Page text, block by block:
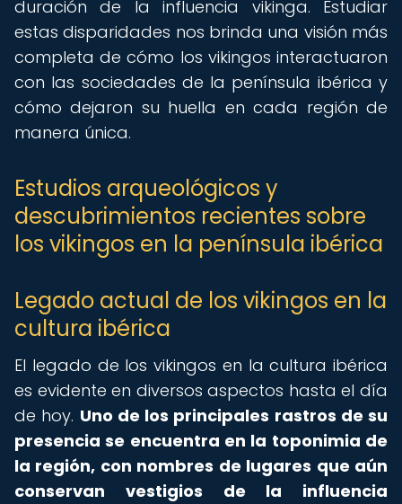
duración de la influencia vikinga. Estudiar
estas disparidades nos brinda una visión más
completa de cómo los vikingos interactuaron
con las sociedades de la península ibérica y
cómo dejaron su huella en cada región de
manera única.
Estudios arqueológicos y
descubrimientos recientes sobre
los vikingos en la península ibérica
Legado actual de los vikingos en la
cultura ibérica
El legado de los vikingos en la cultura ibérica
es evidente en diversos aspectos hasta el día
de hoy. Uno de los principales rastros de su
presencia se encuentra en la toponimia de
la región, con nombres de lugares que aún
conservan vestigios de la influencia